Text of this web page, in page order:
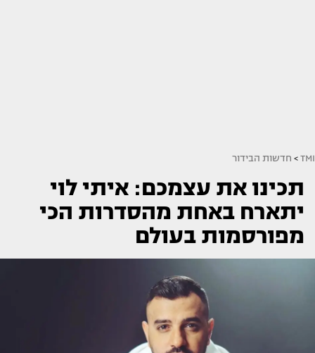
TMI
> חדשות הבידור
תכינו את עצמכם: איתי לוי
יתארח באחת מהסדרות הכי
מפורסמות בעולם